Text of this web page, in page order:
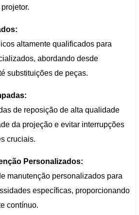
altamente qualificados para
abordando desde
substituições de peças.
de reposição de alta qualidade
da projeção e evitar interrupções
cruciais.
Personalizados:
manutenção personalizados para
específicas, proporcionando
contínuo.